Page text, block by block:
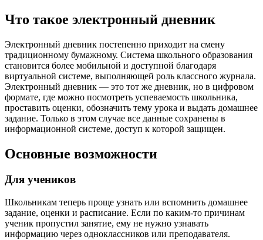
Что такое электронный дневник
Электронный дневник постепенно приходит на смену
традиционному бумажному. Система школьного образования
становится более мобильной и доступной благодаря
виртуальной системе, выполняющей роль классного журнала.
Электронный дневник — это тот же дневник, но в цифровом
формате, где можно посмотреть успеваемость школьника,
проставить оценки, обозначить тему урока и выдать домашнее
задание. Только в этом случае все данные сохранены в
информационной системе, доступ к которой защищен.
Основные возможности
Для учеников
Школьникам теперь проще узнать или вспомнить домашнее
задание, оценки и расписание. Если по каким-то причинам
ученик пропустил занятие, ему не нужно узнавать
информацию через одноклассников или преподавателя.